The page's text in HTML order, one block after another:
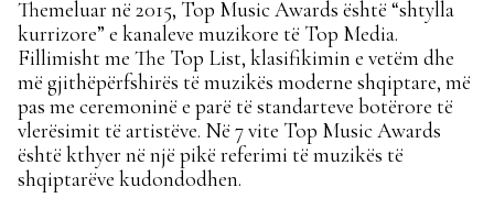
Themeluar në 2015, Top Music Awards është “shtylla
kurrizore” e kanaleve muzikore të Top Media.
Fillimisht me The Top List, klasifikimin e vetëm dhe
më gjithëpërfshirës të muzikës moderne shqiptare, më
pas me ceremoninë e parë të standarteve botërore të
vlerësimit të artistëve. Në 7 vite Top Music Awards
është kthyer në një pikë referimi të muzikës të
shqiptarëve kudondodhen.